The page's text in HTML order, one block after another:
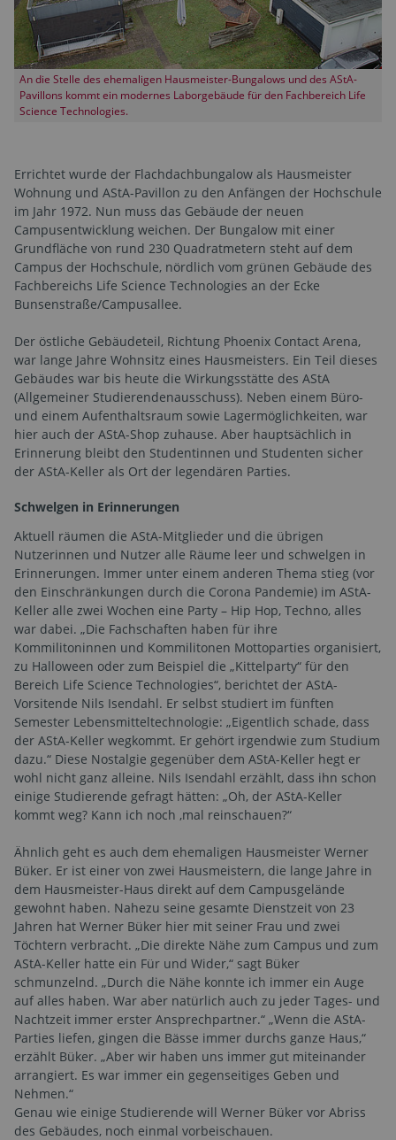
An die Stelle des ehemaligen Hausmeister-Bungalows und des AStA-
Pavillons kommt ein modernes Laborgebäude für den Fachbereich Life
Science Technologies.
Errichtet wurde der Flachdachbungalow als Hausmeister
Wohnung und AStA-Pavillon zu den Anfängen der Hochschule
im Jahr 1972. Nun muss das Gebäude der neuen
Campusentwicklung weichen. Der Bungalow mit einer
Grundfläche von rund 230 Quadratmetern steht auf dem
Campus der Hochschule, nördlich vom grünen Gebäude des
Fachbereichs Life Science Technologies an der Ecke
Bunsenstraße/Campusallee.
Der östliche Gebäudeteil, Richtung Phoenix Contact Arena,
war lange Jahre Wohnsitz eines Hausmeisters. Ein Teil dieses
Gebäudes war bis heute die Wirkungsstätte des AStA
(Allgemeiner Studierendenausschuss). Neben einem Büro-
und einem Aufenthaltsraum sowie Lagermöglichkeiten, war
hier auch der AStA-Shop zuhause. Aber hauptsächlich in
Erinnerung bleibt den Studentinnen und Studenten sicher
der AStA-Keller als Ort der legendären Parties.
Schwelgen in Erinnerungen
Aktuell räumen die AStA-Mitglieder und die übrigen
Nutzerinnen und Nutzer alle Räume leer und schwelgen in
Erinnerungen. Immer unter einem anderen Thema stieg (vor
den Einschränkungen durch die Corona Pandemie) im AStA-
Keller alle zwei Wochen eine Party – Hip Hop, Techno, alles
war dabei. „Die Fachschaften haben für ihre
Kommilitoninnen und Kommilitonen Mottoparties organisiert,
zu Halloween oder zum Beispiel die „Kittelparty“ für den
Bereich Life Science Technologies“, berichtet der AStA-
Vorsitende Nils Isendahl. Er selbst studiert im fünften
Semester Lebensmitteltechnologie: „Eigentlich schade, dass
der AStA-Keller wegkommt. Er gehört irgendwie zum Studium
dazu.“ Diese Nostalgie gegenüber dem AStA-Keller hegt er
wohl nicht ganz alleine. Nils Isendahl erzählt, dass ihn schon
einige Studierende gefragt hätten: „Oh, der AStA-Keller
kommt weg? Kann ich noch ‚mal reinschauen?“
Ähnlich geht es auch dem ehemaligen Hausmeister Werner
Büker. Er ist einer von zwei Hausmeistern, die lange Jahre in
dem Hausmeister-Haus direkt auf dem Campusgelände
gewohnt haben. Nahezu seine gesamte Dienstzeit von 23
Jahren hat Werner Büker hier mit seiner Frau und zwei
Töchtern verbracht. „Die direkte Nähe zum Campus und zum
AStA-Keller hatte ein Für und Wider,“ sagt Büker
schmunzelnd. „Durch die Nähe konnte ich immer ein Auge
auf alles haben. War aber natürlich auch zu jeder Tages- und
Nachtzeit immer erster Ansprechpartner.“ „Wenn die AStA-
Parties liefen, gingen die Bässe immer durchs ganze Haus,“
erzählt Büker. „Aber wir haben uns immer gut miteinander
arrangiert. Es war immer ein gegenseitiges Geben und
Nehmen.“
Genau wie einige Studierende will Werner Büker vor Abriss
des Gebäudes, noch einmal vorbeischauen.